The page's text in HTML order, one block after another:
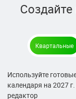
Создайте
Квартальные
Используйте
календаря на 2027
редактор